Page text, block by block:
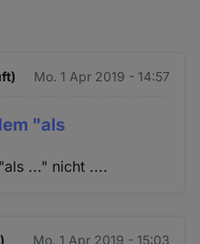
Mo. 1 Apr 2019 - 14:57
"als
..." nicht ....
Mo. 1 Apr 2019 - 15:03